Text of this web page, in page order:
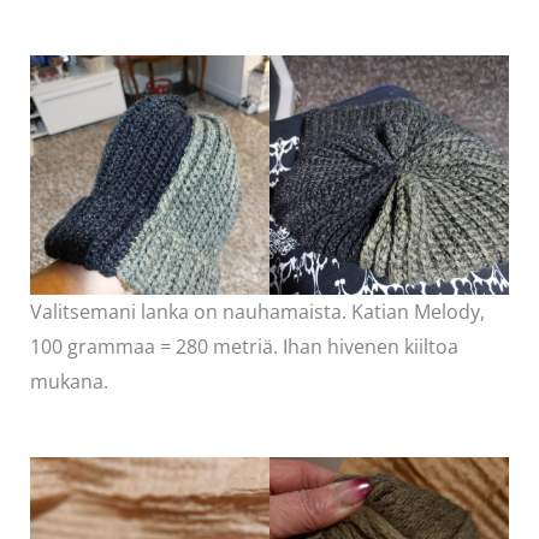
Valitsemani lanka on nauhamaista. Katian Melody,
100 grammaa = 280 metriä. Ihan hivenen kiiltoa
mukana.